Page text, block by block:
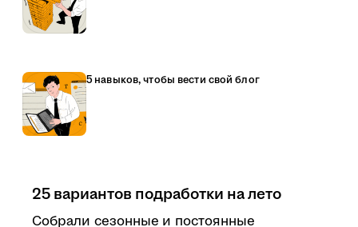
5 навыков, чтобы вести свой блог
25 вариантов подработки на лето
Собрали сезонные и постоянные